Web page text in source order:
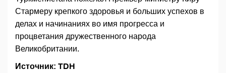
Стармеру крепкого здоровья и больших успехов в
делах и начинаниях во имя прогресса и
процветания дружественного народа
Великобритании.
Источник: TDH